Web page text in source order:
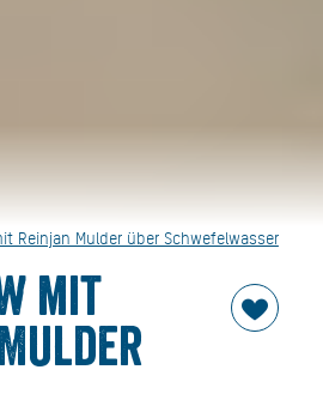
Reinjan Mulder über Schwefelwasser
mit